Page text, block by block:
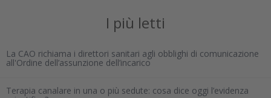
I più letti
La CAO richiama i direttori sanitari agli obblighi di comunicazione
all'Ordine dell’assunzione dell’incarico
Terapia canalare in una o più sedute: cosa dice oggi l’evidenza